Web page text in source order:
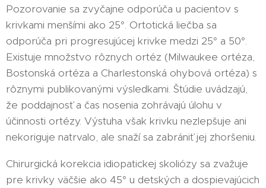
Pozorovanie sa zvyčajne odporúča u pacientov s
krivkami menšími ako 25°. Ortotická liečba sa
odporúča pri progresujúcej krivke medzi 25° a 50°.
Existuje množstvo rôznych ortéz (Milwaukee ortéza,
Bostonská ortéza a Charlestonská ohybová ortéza) s
rôznymi publikovanými výsledkami. Štúdie uvádzajú,
že poddajnosť a čas nosenia zohrávajú úlohu v
účinnosti ortézy. Výstuha však krivku nezlepšuje ani
nekoriguje natrvalo, ale snaží sa zabrániť jej zhoršeniu.
Chirurgická korekcia idiopatickej skoliózy sa zvažuje
pre krivky väčšie ako 45° u detských a dospievajúcich